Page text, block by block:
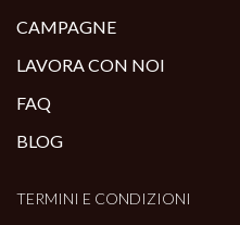
CAMPAGNE
LAVORA CON NOI
FAQ
BLOG
TERMINI E CONDIZIONI